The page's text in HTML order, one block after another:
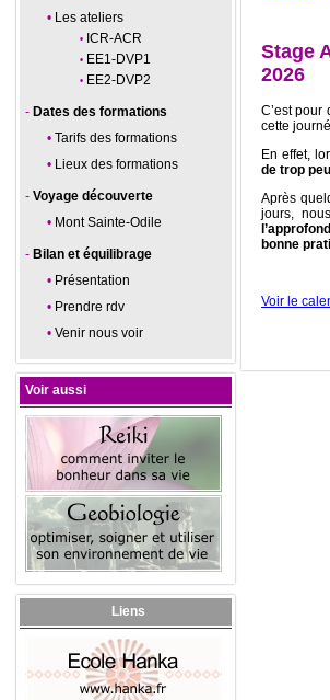
Les ateliers
ICR-ACR
EE1-DVP1
EE2-DVP2
Dates des formations
Tarifs des formations
Lieux des formations
Voyage découverte
Mont Sainte-Odile
Bilan et équilibrage
Présentation
Prendre rdv
Venir nous voir
Voir aussi
Liens
Stage
2026
C’est
cette
En effet,
de trop
Après
jours,
bonne
Voir le